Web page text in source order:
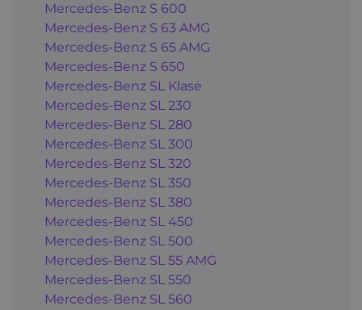
Mercedes-Benz S 600
Mercedes-Benz S 63 AMG
Mercedes-Benz S 65 AMG
Mercedes-Benz S 650
Mercedes-Benz SL Klasė
Mercedes-Benz SL 230
Mercedes-Benz SL 280
Mercedes-Benz SL 300
Mercedes-Benz SL 320
Mercedes-Benz SL 350
Mercedes-Benz SL 380
Mercedes-Benz SL 450
Mercedes-Benz SL 500
Mercedes-Benz SL 55 AMG
Mercedes-Benz SL 550
Mercedes-Benz SL 560